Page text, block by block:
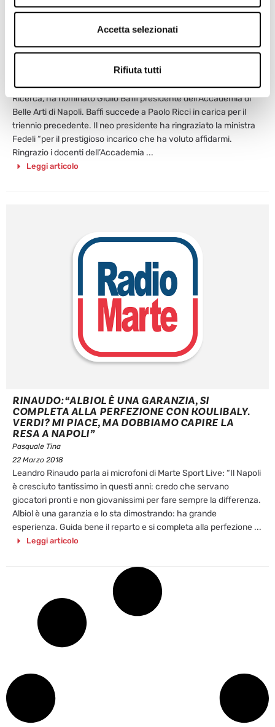
Accetta selezionati
Rifiuta tutti
GIULIO BAFFI NUOVO PRESIDENTE ACCADEMIA
BELLE ARTI DI NAPOLI
Valeria Fedeli, Ministro dell’Istruzione dell’Università e della
Ricerca, ha nominato Giulio Baffi presidente dell’Accademia di
Belle Arti di Napoli. Baffi succede a Paolo Ricci in carica per il
triennio precedente. Il neo presidente ha ringraziato la ministra
Fedeli “per il prestigioso incarico che ha voluto affidarmi.
Ringrazio i docenti dell’Accademia ...
Leggi articolo
RINAUDO: “ALBIOL È UNA GARANZIA, SI
COMPLETA ALLA PERFEZIONE CON KOULIBALY.
VERDI? MI PIACE, MA DOBBIAMO CAPIRE LA
RESA A NAPOLI”
Pasquale Tina
22 Marzo 2018
Leandro Rinaudo parla ai microfoni di Marte Sport Live: “Il Napoli
è cresciuto tantissimo in questi anni: credo che servano
giocatori pronti e non giovanissimi per fare sempre la differenza.
Albiol è una garanzia e lo sta dimostrando: ha grande
esperienza. Guida bene il reparto e si completa alla perfezione ...
Leggi articolo